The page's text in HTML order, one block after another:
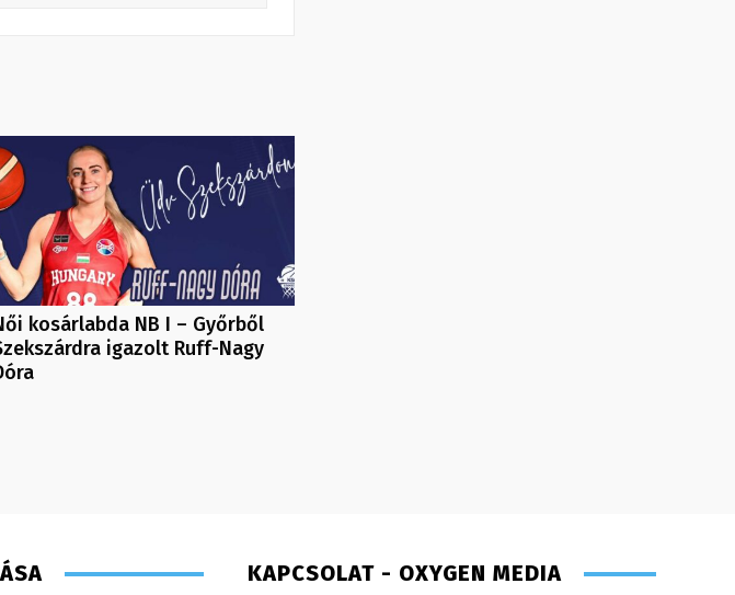
kosárlabda NB I – Győrből
igazolt Ruff-Nagy
KAPCSOLAT - OXYGEN MEDIA